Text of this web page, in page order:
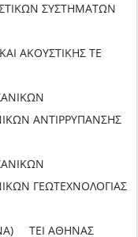
ΣΥΣΤΗΜΑΤΩΝ
ΑΚΟΥΣΤΙΚΗΣ ΤΕ
ΑΝΤΙΡΡΥΠΑΝΣΗΣ
ΓΕΩΤΕΧΝΟΛΟΓΙΑΣ
ΤΕΙ ΑΘΗΝΑΣ